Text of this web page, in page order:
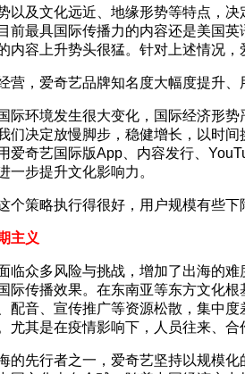
以及文化远近、地缘形势等特点，
前最具国际传播力的内容还是美国
内容上升势头很猛。针对上述情况
营，爱奇艺品牌知名度大幅度提升
际环境发生很大变化，国际经济形
们决定放慢脚步，稳健增长，以时
爱奇艺国际版App、内容发行、
一步提升文化影响力。
个策略执行得很好，用户规模有些下
主义
临众多风险与挑战，增加了出海的
际传播效果。在东南亚等东方文化
配音、宣传推广等资源松散，集中
尤其是在疫情影响下，人员往来、
的先行者之一，爱奇艺坚持以规模